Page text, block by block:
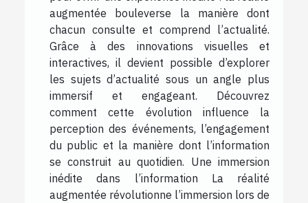
augmentée bouleverse la manière dont
chacun consulte et comprend l’actualité.
Grâce à des innovations visuelles et
interactives, il devient possible d’explorer
les sujets d’actualité sous un angle plus
immersif et engageant. Découvrez
comment cette évolution influence la
perception des événements, l’engagement
du public et la manière dont l’information
se construit au quotidien. Une immersion
inédite dans l’information La réalité
augmentée révolutionne l’immersion lors de